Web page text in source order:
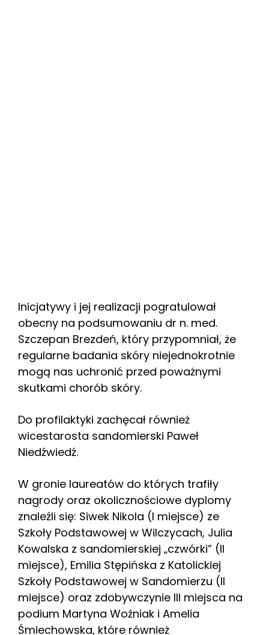
Inicjatywy i jej realizacji pogratulował
obecny na podsumowaniu dr n. med.
Szczepan Brezdeń, który przypomniał, że
regularne badania skóry niejednokrotnie
mogą nas uchronić przed poważnymi
skutkami chorób skóry.
Do profilaktyki zachęcał również
wicestarosta sandomierski Paweł
Niedźwiedź.
W gronie laureatów do których trafiły
nagrody oraz okolicznościowe dyplomy
znaleźli się: Siwek Nikola (I miejsce) ze
Szkoły Podstawowej w Wilczycach, Julia
Kowalska z sandomierskiej „czwórki” (II
miejsce), Emilia Stępińska z Katolickiej
Szkoły Podstawowej w Sandomierzu (II
miejsce) oraz zdobywczynie III miejsca na
podium Martyna Woźniak i Amelia
Śmiechowska, które również